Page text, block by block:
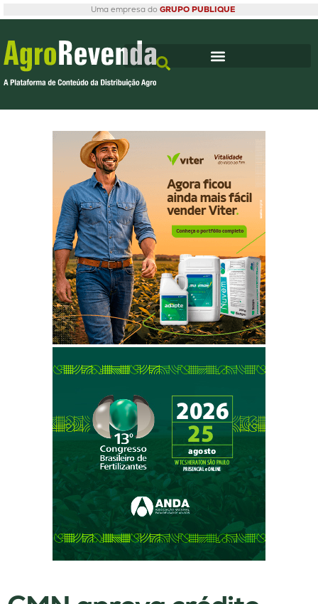
Uma empresa do GRUPO PUBLIQUE